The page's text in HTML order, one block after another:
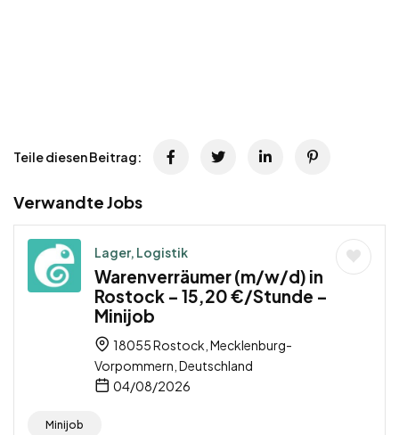
Teile diesen Beitrag:
Verwandte Jobs
Lager, Logistik
Warenverräumer (m/w/d) in
Rostock – 15,20 €/Stunde –
Minijob
18055 Rostock, Mecklenburg-
Vorpommern, Deutschland
04/08/2026
Minijob